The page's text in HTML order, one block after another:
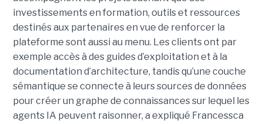
investissements en formation, outils et ressources
destinés aux partenaires en vue de renforcer la
plateforme sont aussi au menu. Les clients ont par
exemple accès à des guides d’exploitation et à la
documentation d’architecture, tandis qu’une couche
sémantique se connecte à leurs sources de données
pour créer un graphe de connaissances sur lequel les
agents IA peuvent raisonner, a expliqué Francessca